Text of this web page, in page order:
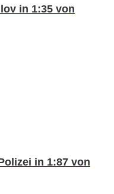
in 1:35 von
in 1:87 von